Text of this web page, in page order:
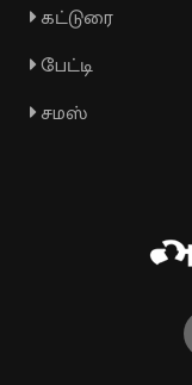
கட்டுரை
பேட்டி
சமஸ்